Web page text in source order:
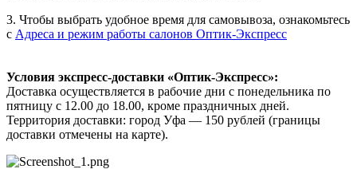
3. Чтобы выбрать удобное время для самовывоза, ознакомьтесь
с Адреса и режим работы салонов Оптик-Экспресс
Условия экспресс-доставки «Оптик-Экспресс»:
Доставка осуществляется в рабочие дни с понедельника по
пятницу с 12.00 до 18.00, кроме праздничных дней.
Территория доставки: город Уфа — 150 рублей (границы
доставки отмечены на карте).